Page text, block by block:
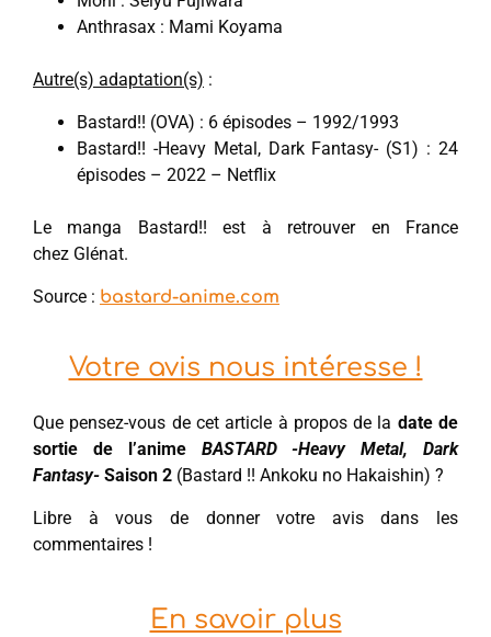
Anthrasax : Mami Koyama
Autre(s) adaptation(s) :
Bastard!! (OVA) : 6 épisodes – 1992/1993
Bastard!! -Heavy Metal, Dark Fantasy- (S1) : 24
épisodes – 2022 – Netflix
Le manga Bastard!! est à retrouver en France
chez Glénat.
Source : bastard-anime.com
Votre avis nous intéresse !
Que pensez-vous de cet article à propos de la date de
sortie de l’anime BASTARD -Heavy Metal, Dark
Fantasy- Saison 2 (Bastard !! Ankoku no Hakaishin) ?
Libre à vous de donner votre avis dans les
commentaires !
En savoir plus